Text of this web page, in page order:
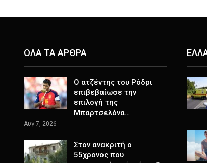
ΟΛΑ ΤΑ ΑΡΘΡΑ
Ο ατζέντης του Ρόδρι
επιβεβαίωσε την
επιλογή της
Μπαρτσελόνα…
Αυγ 7, 2026
Στον ανακριτή ο
55χρονος που